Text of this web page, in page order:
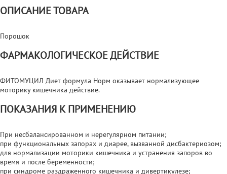
ОПИСАНИЕ ТОВАРА
Порошок
ФАРМАКОЛОГИЧЕСКОЕ ДЕЙСТВИЕ
ФИТОМУЦИЛ Диет формула Норм оказывает нормализующее
моторику кишечника действие.
ПОКАЗАНИЯ К ПРИМЕНЕНИЮ
При несбалансированном и нерегулярном питании;
при функциональных запорах и диарее, вызванной дисбактериозом;
для нормализации моторики кишечника и устранения запоров во
время и после беременности;
при синдроме раздраженного кишечника и дивертикулезе;